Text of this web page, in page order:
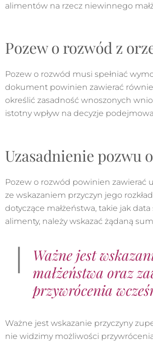
alimentów na rzecz niewinnego
Pozew o rozwód z
Pozew o rozwód musi spełniać
dokument powinien zawierać
określić zasadność wnoszonych
istotny wpływ na decyzje
Uzasadnienie pozwu
Pozew o rozwód powinien zawierać
ze wskazaniem przyczyn jego
dotyczące małżeństwa, takie jak
alimenty, należy wskazać żądaną
Ważne jest
małżeństwa oraz
przywrócenia
Ważne jest wskazanie przyczyny
nie widzimy możliwości